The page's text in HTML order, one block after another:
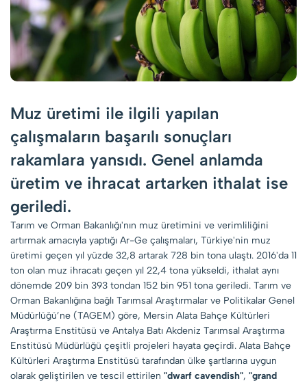
Muz üretimi ile ilgili yapılan
çalışmaların başarılı sonuçları
rakamlara yansıdı. Genel anlamda
üretim ve ihracat artarken ithalat ise
geriledi.
Tarım ve Orman Bakanlığı'nın muz üretimini ve verimliliğini
artırmak amacıyla yaptığı Ar-Ge çalışmaları, Türkiye'nin muz
üretimi geçen yıl yüzde 32,8 artarak 728 bin tona ulaştı. 2016'da 11
ton olan muz ihracatı geçen yıl 22,4 tona yükseldi, ithalat aynı
dönemde 209 bin 393 tondan 152 bin 951 tona geriledi. Tarım ve
Orman Bakanlığına bağlı Tarımsal Araştırmalar ve Politikalar Genel
Müdürlüğü’ne (TAGEM) göre, Mersin Alata Bahçe Kültürleri
Araştırma Enstitüsü ve Antalya Batı Akdeniz Tarımsal Araştırma
Enstitüsü Müdürlüğü çeşitli projeleri hayata geçirdi. Alata Bahçe
Kültürleri Araştırma Enstitüsü tarafından ülke şartlarına uygun
olarak geliştirilen ve tescil ettirilen "dwarf cavendish", "grand